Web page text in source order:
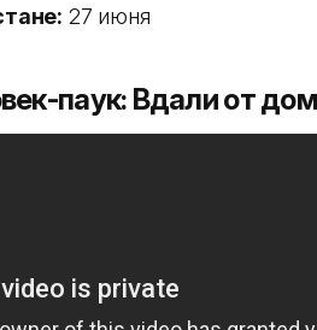
27 июня
паук: Вдали от